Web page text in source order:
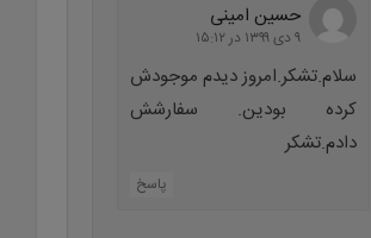
حسین امینی
۹ دی ۱۳۹۹ در ۱۵:۱۲
سلام.تشکر.امروز دیدم موجودش
کرده بودین. سفارشش
دادم.تشکر
پاسخ